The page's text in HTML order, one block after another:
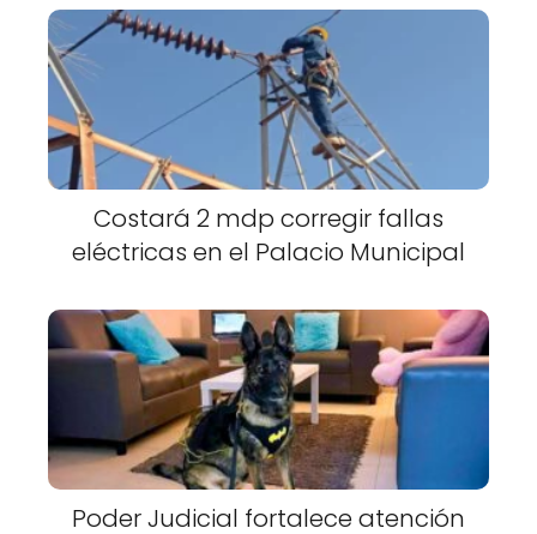
Costará 2 mdp corregir fallas
eléctricas en el Palacio Municipal
Poder Judicial fortalece atención